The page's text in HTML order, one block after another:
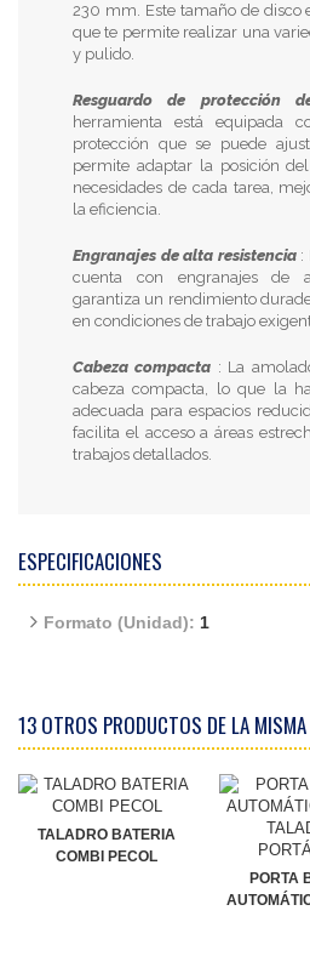
230 mm. Este tamaño de disco
que te permite realizar una
y pulido.
Resguardo de protección
herramienta está equipada
protección que se puede
permite adaptar la posición
necesidades de cada tarea,
la eficiencia.
Engranajes de alta resistencia :
cuenta con engranajes de
garantiza un rendimiento
en condiciones de trabajo
Cabeza compacta : La
cabeza compacta, lo que la
adecuada para espacios
facilita el acceso a áreas
trabajos detallados.
ESPECIFICACIONES
Formato (Unidad): 1
13 OTROS PRODUCTOS DE LA MISMA
TALADRO BATERIA
COMBI PECOL
PORTA